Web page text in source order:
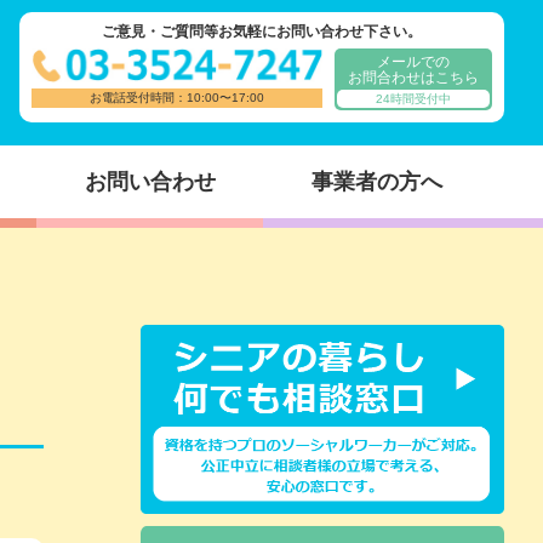
ご意見・ご質問等お気軽にお問い合わせ下さい。
お電話受付時間：10:00〜17:00
メールでの
お問合わせはこちら
24時間受付中
お問い合わせ 事業者の方へ